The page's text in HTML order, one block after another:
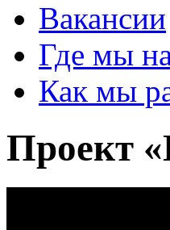
Вакансии
Где мы
Как мы
Проект